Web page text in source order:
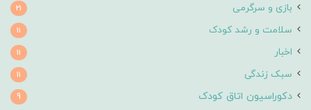
بازی و سرگرمی 21
سلامت و رشد کودک 11
اخبار 11
سبک زندگی 11
دکوراسیون اتاق کودک 9